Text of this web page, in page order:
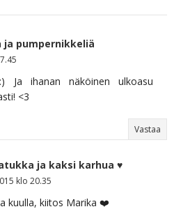
pumpernikkeliä
Ja ihanan näköinen ulkoasu
<3
Vastaa
ja kaksi karhua ♥
klo 20.35
kuulla, kiitos Marika ❤️